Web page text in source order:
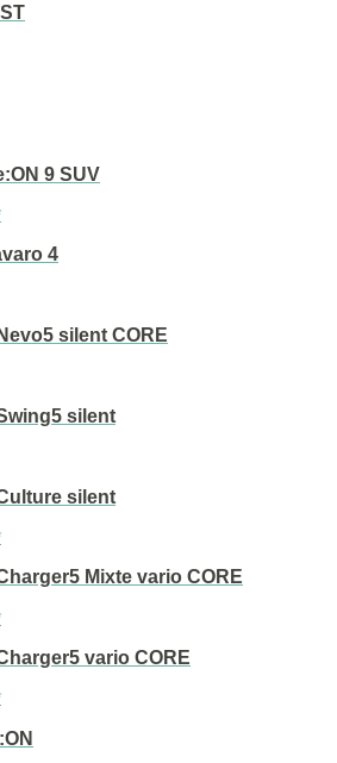
9 SUV
4
silent CORE
silent
silent
Mixte vario CORE
vario CORE